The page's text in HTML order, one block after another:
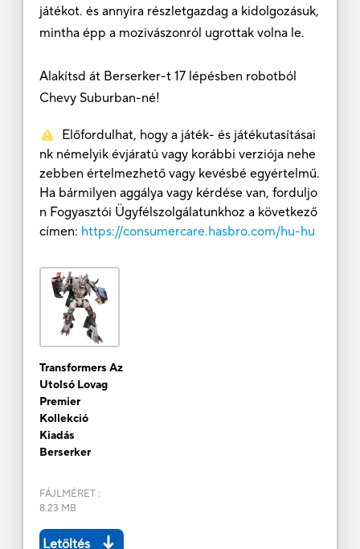
játékot. és annyira részletgazdag a kidolgozásuk,
mintha épp a mozivászonról ugrottak volna le.
Alakítsd át Berserker-t 17 lépésben robotból
Chevy Suburban-né!
Előfordulhat, hogy a játék- és játékutasításai
nk némelyik évjáratú vagy korábbi verziója nehe
zebben értelmezhető vagy kevésbé egyértelmű.
Ha bármilyen aggálya vagy kérdése van, forduljo
n Fogyasztói Ügyfélszolgálatunkhoz a következő
címen: https://consumercare.hasbro.com/hu-hu
Transformers Az
Utolsó Lovag
Premier
Kollekció
Kiadás
Berserker
FÁJLMÉRET:
8.23 MB
Letöltés